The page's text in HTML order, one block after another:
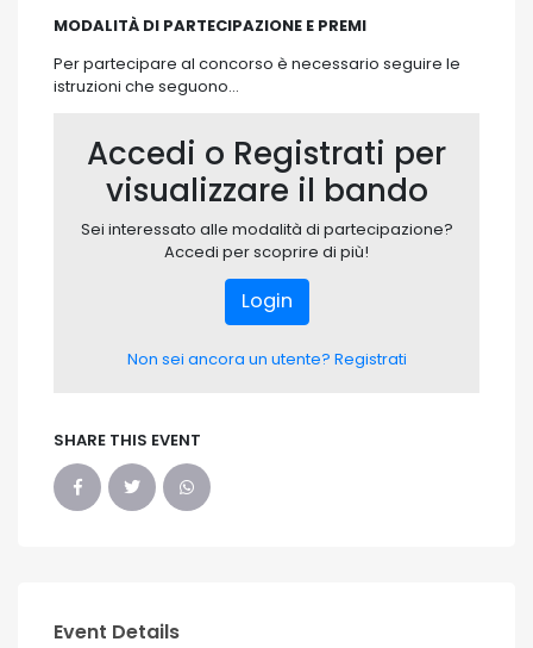
MODALITÀ DI PARTECIPAZIONE E PREMI
Per partecipare al concorso è necessario seguire le
istruzioni che seguono…
Accedi o Registrati per
visualizzare il bando
Sei interessato alle modalità di partecipazione?
Accedi per scoprire di più!
Login
Non sei ancora un utente? Registrati
SHARE THIS EVENT
Event Details